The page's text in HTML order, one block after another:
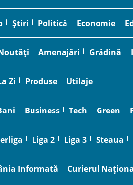
Știri Politică Economie
Amenajări Grădină
Zi Produse Utilaje
Business Tech Green
Liga 2 Liga 3 Steaua
Informată Curierul